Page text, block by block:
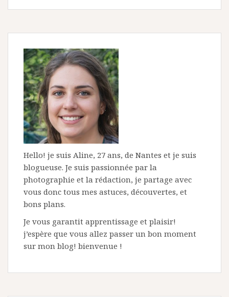
Hello! je suis Aline, 27 ans, de Nantes et je suis
blogueuse. Je suis passionnée par la
photographie et la rédaction, je partage avec
vous donc tous mes astuces, découvertes, et
bons plans.
Je vous garantit apprentissage et plaisir!
j’espère que vous allez passer un bon moment
sur mon blog! bienvenue !